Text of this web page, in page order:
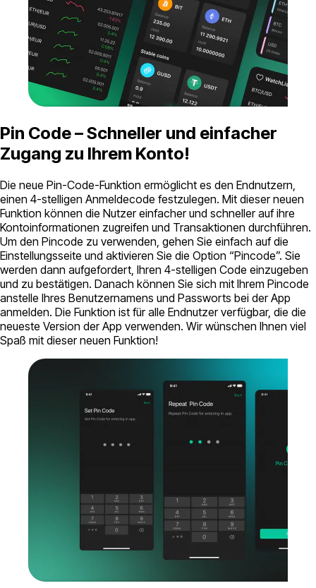
Pin Code – Schneller und einfacher
Zugang zu Ihrem Konto!
Die neue Pin-Code-Funktion ermöglicht es den Endnutzern,
einen 4-stelligen Anmeldecode festzulegen. Mit dieser neuen
Funktion können die Nutzer einfacher und schneller auf ihre
Kontoinformationen zugreifen und Transaktionen durchführen.
Um den Pincode zu verwenden, gehen Sie einfach auf die
Einstellungsseite und aktivieren Sie die Option “Pincode”. Sie
werden dann aufgefordert, Ihren 4-stelligen Code einzugeben
und zu bestätigen. Danach können Sie sich mit Ihrem Pincode
anstelle Ihres Benutzernamens und Passworts bei der App
anmelden. Die Funktion ist für alle Endnutzer verfügbar, die die
neueste Version der App verwenden. Wir wünschen Ihnen viel
Spaß mit dieser neuen Funktion!